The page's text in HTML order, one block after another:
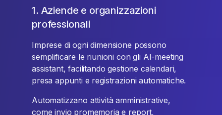
1. Aziende e organizzazioni
professionali
Imprese di ogni dimensione possono
semplificare le riunioni con gli AI-meeting
assistant, facilitando gestione calendari,
presa appunti e registrazioni automatiche.
Automatizzano attività amministrative,
come invio promemoria e report,